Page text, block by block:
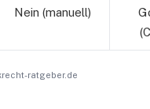
Nein (manuell)
ratgeber.de